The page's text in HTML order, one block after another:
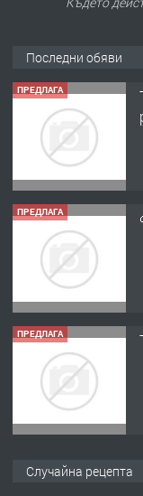
Последни обяви
ПРЕДЛАГА
ПРЕДЛАГА
ПРЕДЛАГА
Случайна рецепта